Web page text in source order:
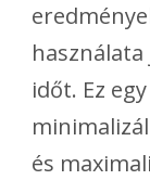
időt. Ez
és